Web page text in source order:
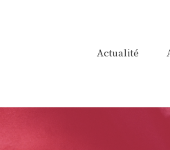
Actualité